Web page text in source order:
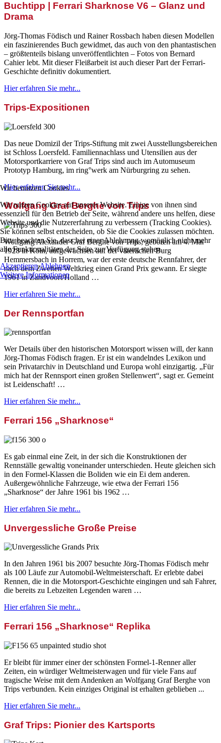
Buchtipp | Ferrari Sharknose V6 – Glanz und
Drama
Jörg-Thomas Födisch und Rainer Rossbach haben diesen Modellen
ein faszinierendes Buch gewidmet, das auch von den phantastischen
– größtenteils bislang unveröffentlichten – Fotos von Bernard
Cahier lebt. Mit dieser Fleißarbeit ist auch dieser Part der Ferrari-
Geschichte definitiv dokumentiert.
Hier erfahren Sie mehr...
Trips-Expositionen
Das neue Domizil der Trips-Stiftung mit zwei Ausstellungsbereichen
ist Schloss Loersfeld. Familiennachlass und Utensilien aus der
Motorsportkarriere von Graf Trips sind auch im Automuseum
Prototyp Hamburg, im ring°werk am Nürburgring zu sehen.
Hier erfahren Sie mehr...
Wolfgang Graf Berghe von Trips
Wolfgang Alexander Graf Berghe von Trips, geboren am 4. Mai
1928 in Köln, aufgewachsen auf der väterlichen Burg
Hemmersbach in Horrem, war der erste deutsche Rennfahrer, der
nach dem Zweiten Weltkrieg einen Grand Prix gewann. Er siegte
1961 in Zandvoort/Holland …
Hier erfahren Sie mehr...
Der Rennsportfan
Wer Details über den historischen Motorsport wissen will, der kann
Jörg-Thomas Födisch fragen. Er ist ein wandelndes Lexikon und
sein Privatarchiv in Deutschland und Europa wohl einzigartig. „Für
mich hat der Rennsport einen großen Stellenwert“, sagt er. Gemeint
ist Leidenschaft! …
Hier erfahren Sie mehr...
Ferrari 156 „Sharknose“
Es gab einmal eine Zeit, in der sich die Konstruktionen der
Rennställe gewaltig voneinander unterschieden. Heute gleichen sich
in den Formel-Klassen die Boliden wie ein Ei dem anderen.
Außergewöhnliche Fahrzeuge, wie etwa der Ferrari 156
„Sharknose“ der Jahre 1961 bis 1962 …
Hier erfahren Sie mehr...
Unvergessliche Große Preise
In den Jahren 1961 bis 2007 besuchte Jörg-Thomas Födisch mehr
als 100 Läufe zur Automobil-Weltmeisterschaft. Er erlebte dabei
Rennen, die in die Motorsport-Geschichte eingingen und sah Fahrer,
die bereits zu Lebzeiten Legenden waren …
Hier erfahren Sie mehr...
Ferrari 156 „Sharknose“ Replika
Er bleibt für immer einer der schönsten Formel-1-Renner aller
Zeiten, ein würdiger Weltmeisterwagen und für viele Fans auf
tragische Weise mit dem Andenken an Wolfgang Graf Berghe von
Trips verbunden. Kein einziges Original ist erhalten geblieben ...
Hier erfahren Sie mehr...
Graf Trips: Pionier des Kartsports
Wir benutzen Cookies
Wir nutzen Cookies auf unserer Website. Einige von ihnen sind
essenziell für den Betrieb der Seite, während andere uns helfen, diese
Website und die Nutzererfahrung zu verbessern (Tracking Cookies).
Sie können selbst entscheiden, ob Sie die Cookies zulassen möchten.
Bitte beachten Sie, dass bei einer Ablehnung womöglich nicht mehr
alle Funktionalitäten der Seite zur Verfügung stehen.
AkzeptierenAblehnen
Weitere Informationen